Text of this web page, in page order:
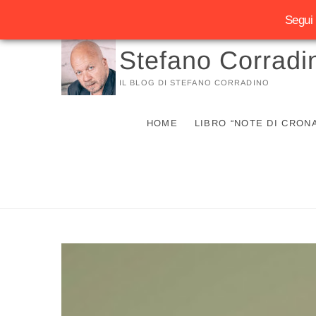
Vai
Stefano
IL BLOG DI STEFANO CORRADINO
HOME LIBRO “NOTE DI